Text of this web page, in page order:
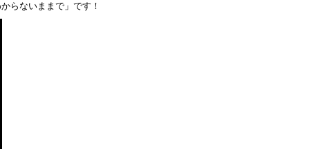
らないままで」です！